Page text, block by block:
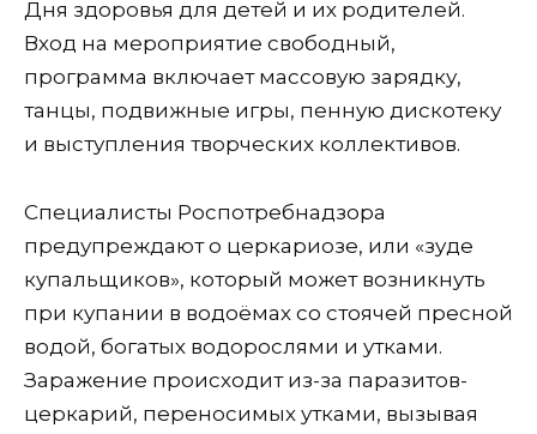
Дня здоровья для детей и их родителей.
Вход на мероприятие свободный,
программа включает массовую зарядку,
танцы, подвижные игры, пенную дискотеку
и выступления творческих коллективов.
Специалисты Роспотребнадзора
предупреждают о церкариозе, или «зуде
купальщиков», который может возникнуть
при купании в водоёмах со стоячей пресной
водой, богатых водорослями и утками.
Заражение происходит из-за паразитов-
церкарий, переносимых утками, вызывая